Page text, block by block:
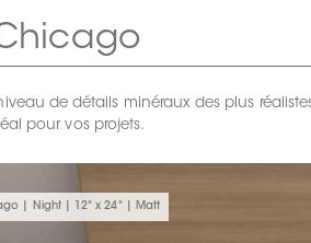
de détails minéraux des plus
pour vos projets.
| Night | 12" x 24" | Matt